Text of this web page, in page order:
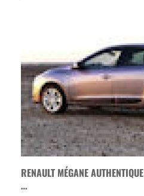
RENAULT MÉGANE
…